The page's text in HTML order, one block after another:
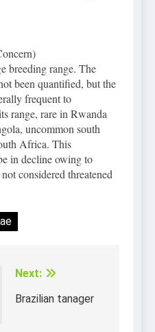
breeding range. The
been quantified, but the
frequent to
range, rare in Rwanda
uncommon south
Africa. This
in decline owing to
considered threatened
Next:
Brazilian tanager